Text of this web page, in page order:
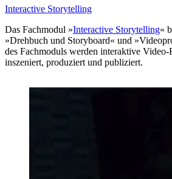
Interactive Storytelling
Das Fachmodul »Interactive Storytelling«
»Drehbuch und Storyboard« und
des Fachmoduls werden interaktive
inszeniert, produziert und publiziert.